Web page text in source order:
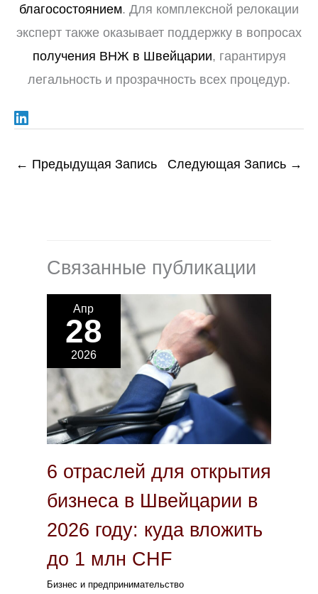
благосостоянием. Для комплексной релокации
эксперт также оказывает поддержку в вопросах
получения ВНЖ в Швейцарии, гарантируя
легальность и прозрачность всех процедур.
← Предыдущая Запись Следующая Запись →
Связанные публикации
Апр
28
2026
6 отраслей для открытия
бизнеса в Швейцарии в
2026 году: куда вложить
до 1 млн CHF
Бизнес и предпринимательство